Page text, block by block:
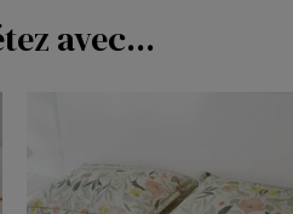
avec...